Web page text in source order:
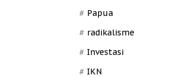
Papua
radikalisme
Investasi
IKN